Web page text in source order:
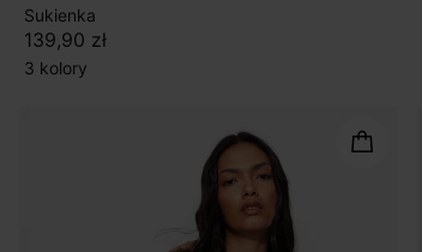
Sukienka
139,90 zł
3 kolory